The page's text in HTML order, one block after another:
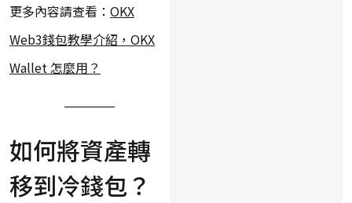
更多內容請查看： OKX
Web3錢包教學介紹，OKX
Wallet 怎麼用？
如何將資產轉
移到冷錢包？